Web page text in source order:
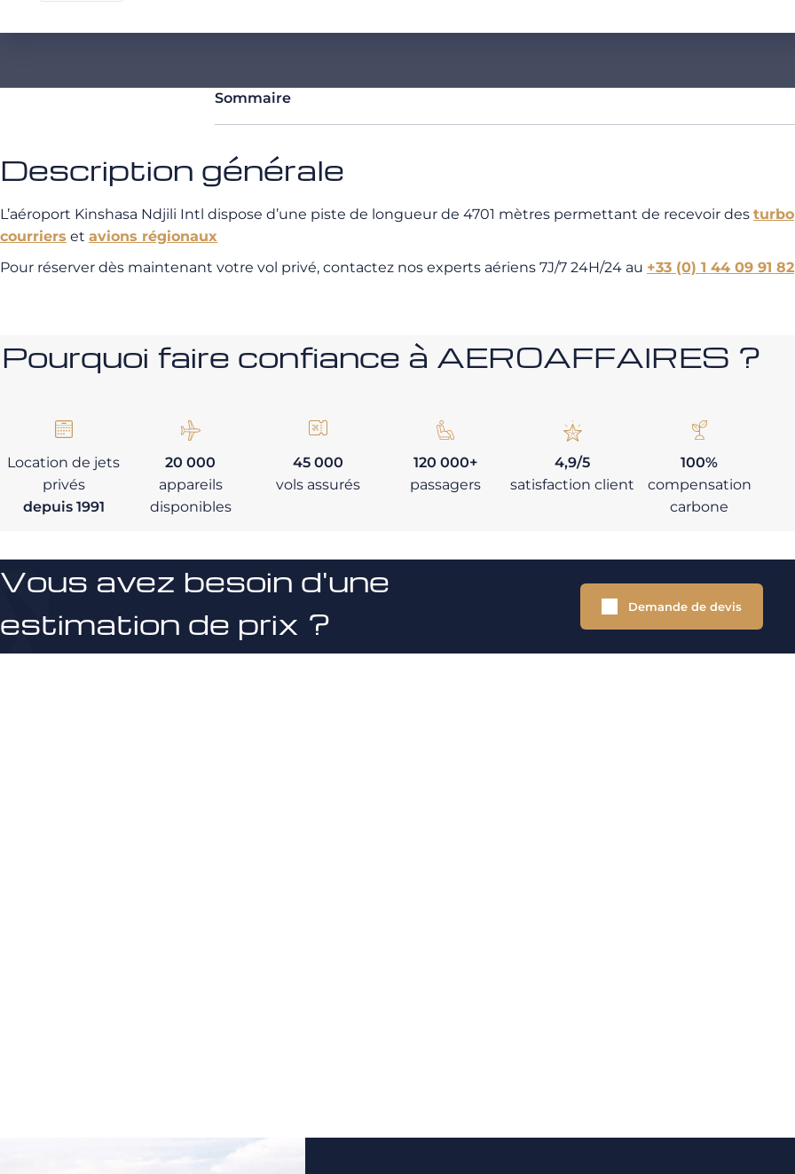
Sommaire
Description générale
L’aéroport Kinshasa Ndjili Intl dispose d’une piste de longueur de 4701 mètres permettant de recevoir des
courriers et avions régionaux
Pour réserver dès maintenant votre vol privé, contactez nos experts aériens 7J/7 24H/24 au +33 (0) 1 44 09 91 82
Pourquoi faire confiance à AEROAFFAIRES ?
Location de jets
privés
depuis 1991
20 000
appareils
disponibles
45 000
vols assurés
120 000+
passagers
4,9/5
satisfaction client
100%
compensation
carbone
Vous avez besoin d'une
estimation de prix ?
Demande de devis